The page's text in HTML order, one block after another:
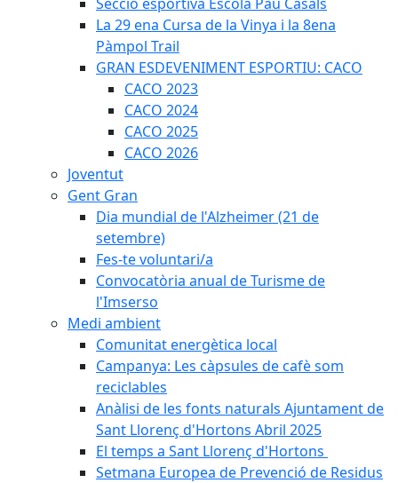
La 29 ena Cursa de la Vinya i la 8ena
Pàmpol Trail
GRAN ESDEVENIMENT ESPORTIU: CACO
CACO 2023
CACO 2024
CACO 2025
CACO 2026
Joventut
Gent Gran
Dia mundial de l'Alzheimer (21 de
setembre)
Fes-te voluntari/a
Convocatòria anual de Turisme de
l'Imserso
Medi ambient
Comunitat energètica local
Campanya: Les càpsules de cafè som
reciclables
Anàlisi de les fonts naturals Ajuntament de
Sant Llorenç d'Hortons Abril 2025
El temps a Sant Llorenç d'Hortons
Setmana Europea de Prevenció de Residus